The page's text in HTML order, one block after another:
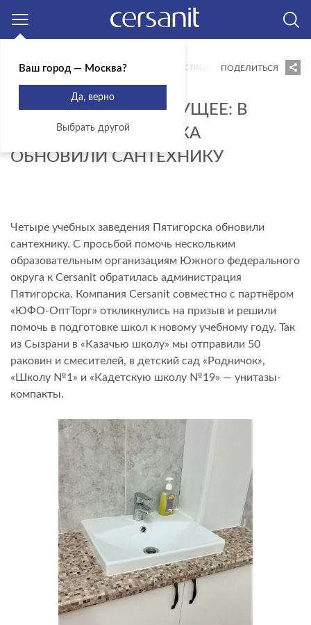
Главная Блог Новости Инвестиции в будущее: в
ПОДЕЛИТЬСЯ
ИНВЕСТИЦИИ В БУДУЩЕЕ: В
ШКОЛАХ ПЯТИГОРСКА
ОБНОВИЛИ САНТЕХНИКУ
Четыре учебных заведения Пятигорска обновили
сантехнику. С просьбой помочь нескольким
образовательным организациям Южного федерального
округа к Cersanit обратилась администрация
Пятигорска. Компания Cersanit совместно с партнёром
«ЮФО-ОптТорг» откликнулись на призыв и решили
помочь в подготовке школ к новому учебному году. Так
из Сызрани в «Казачью школу» мы отправили 50
раковин и смесителей, в детский сад «Родничок»,
«Школу №1» и «Кадетскую школу №19» — унитазы-
компакты.
Ваш город — Москва?
Да, верно
Выбрать другой